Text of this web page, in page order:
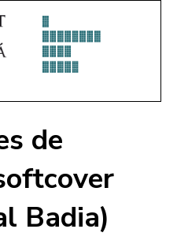
de
Badia)